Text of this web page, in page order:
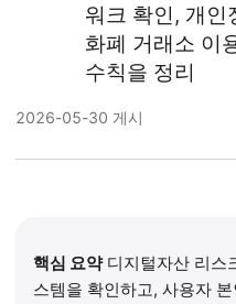
워크 확인, 개인
화폐 거래소 이
수칙을 정리
2026-05-30 게시
핵심 요약디지털자산 리스
스템을 확인하고, 사용자